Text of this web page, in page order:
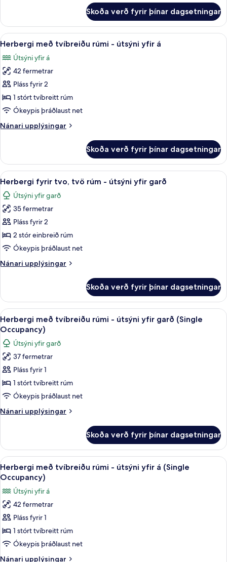
garð
með
tvíbreiðu
rúmi
útsýni
yfir
garð
Skoða verð fyrir þínar dagsetningar
Skoða
allar
myndir
fyrir
Herbergi
með
tvíbreiðu
-
á
1 svefnherbergi, rúmföt af bestu
18
Herbergi með tvíbreiðu rúmi - útsýni yfir á
Útsýni yfir á
42 fermetrar
Pláss fyrir 2
1 stórt tvíbreitt rúm
Ókeypis þráðlaust net
Nánari upplýsingar
Nánari
með
tvíbreiðu
rúmi
útsýni
yfir
Skoða verð fyrir þínar dagsetningar
Skoða
allar
myndir
fyrir
Herbergi
fyrir
tvo,
rúm
yfir
garð
1 svefnherbergi, rúmföt af bestu
7
Herbergi fyrir tvo, tvö rúm - útsýni yfir garð
Útsýni yfir garð
35 fermetrar
Pláss fyrir 2
2 stór einbreið rúm
Ókeypis þráðlaust net
Nánari upplýsingar
Nánari
fyrir
tvo,
tvö
rúm
útsýni
yfir
garð
Skoða verð fyrir þínar dagsetningar
Skoða
allar
myndir
fyrir
Herbergi
með
tvíbreiðu
rúmi
-
útsýni
garð
(Single
Occupancy)
1 svefnherbergi, rúmföt af bestu
10
Herbergi með tvíbreiðu rúmi - útsýni yfir garð (Single
Occupancy)
Útsýni yfir garð
37 fermetrar
Pláss fyrir 1
1 stórt tvíbreitt rúm
Ókeypis þráðlaust net
Nánari upplýsingar
Nánari
með
tvíbreiðu
rúmi
-
útsýni
yfir
garð
(Single
Occupancy)
Skoða verð fyrir þínar dagsetningar
Skoða
allar
myndir
fyrir
Herbergi
með
tvíbreiðu
rúmi
-
1 svefnherbergi, rúmföt af bestu
18
Herbergi með tvíbreiðu rúmi - útsýni yfir á (Single
Occupancy)
Útsýni yfir á
42 fermetrar
Pláss fyrir 1
1 stórt tvíbreitt rúm
Ókeypis þráðlaust net
Nánari upplýsingar
Nánari